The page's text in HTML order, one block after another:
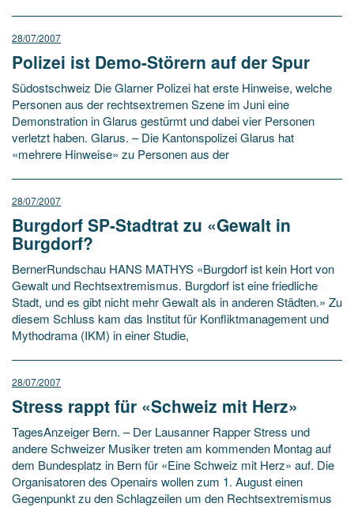
28/07/2007
Polizei ist Demo-Störern auf der Spur
Südostschweiz Die Glarner Polizei hat erste Hinweise, welche
Personen aus der rechtsextremen Szene im Juni eine
Demonstration in Glarus gestürmt und dabei vier Personen
verletzt haben. Glarus. – Die Kantonspolizei Glarus hat
«mehrere Hinweise» zu Personen aus der
28/07/2007
Burgdorf SP-Stadtrat zu «Gewalt in
Burgdorf?
BernerRundschau HANS MATHYS «Burgdorf ist kein Hort von
Gewalt und Rechtsextremismus. Burgdorf ist eine friedliche
Stadt, und es gibt nicht mehr Gewalt als in anderen Städten.» Zu
diesem Schluss kam das Institut für Konfliktmanagement und
Mythodrama (IKM) in einer Studie,
28/07/2007
Stress rappt für «Schweiz mit Herz»
TagesAnzeiger Bern. – Der Lausanner Rapper Stress und
andere Schweizer Musiker treten am kommenden Montag auf
dem Bundesplatz in Bern für «Eine Schweiz mit Herz» auf. Die
Organisatoren des Openairs wollen zum 1. August einen
Gegenpunkt zu den Schlagzeilen um den Rechtsextremismus